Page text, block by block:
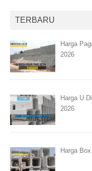
TERBARU
Harga
2026
Harga U
2026
Harga